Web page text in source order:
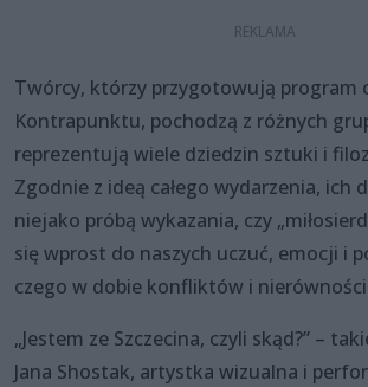
Twórcy, którzy przygotowują program
Kontrapunktu, pochodzą z różnych
reprezentują wiele dziedzin sztuki i
Zgodnie z ideą całego wydarzenia, ich
niejako próbą wykazania, czy
się wprost do naszych uczuć, emocji i
czego w dobie konfliktów i
„Jestem ze Szczecina, czyli skąd?” –
Jana Shostak, artystka wizualna i